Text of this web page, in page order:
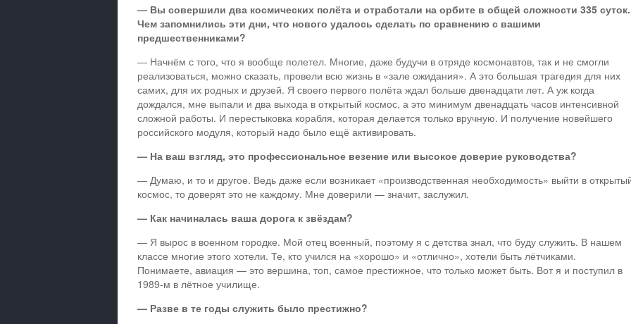
— Вы совершили два космических полёта и отработали на орбите в общей сложности 335 суток.
Чем запомнились эти дни, что нового удалось сделать по сравнению с вашими
предшественниками?
— Начнём с того, что я вообще полетел. Многие, даже будучи в отряде космонавтов, так и не смогли
реализоваться, можно сказать, провели всю жизнь в «зале ожидания». А это большая трагедия для них
самих, для их родных и друзей. Я своего первого полёта ждал больше двенадцати лет. А уж когда
дождался, мне выпали и два выхода в открытый космос, а это минимум двенадцать часов интенсивной
сложной работы. И перестыковка корабля, которая делается только вручную. И получение новейшего
российского модуля, который надо было ещё активировать.
— На ваш взгляд, это профессиональное везение или высокое доверие руководства?
— Думаю, и то и другое. Ведь даже если возникает «производственная необходимость» выйти в
космос, то доверят это не каждому. Мне доверили — значит, заслужил.
— Как начиналась ваша дорога к звёздам?
— Я вырос в военном городке. Мой отец военный, поэтому я с детства знал, что буду служить. В нашем
классе многие этого хотели. Те, кто учился на «хорошо» и «отлично», хотели быть лётчиками.
Понимаете, авиация — это вершина, топ, самое престижное, что только может быть. Вот я и поступил в
1989-м в лётное училище.
— Разве в те годы служить было престижно?